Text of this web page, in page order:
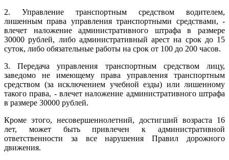
2. Управление транспортным средством водителем,
лишенным права управления транспортными средствами, -
влечет наложение административного штрафа в размере
30000 рублей, либо административный арест на срок до 15
суток, либо обязательные работы на срок от 100 до 200 часов.
3. Передача управления транспортным средством лицу,
заведомо не имеющему права управления транспортным
средством (за исключением учебной езды) или лишенному
такого права, - влечет наложение административного штрафа
в размере 30000 рублей.
Кроме этого, несовершеннолетний, достигший возраста 16
лет, может быть привлечен к административной
ответственности за все нарушения Правил дорожного
движения.